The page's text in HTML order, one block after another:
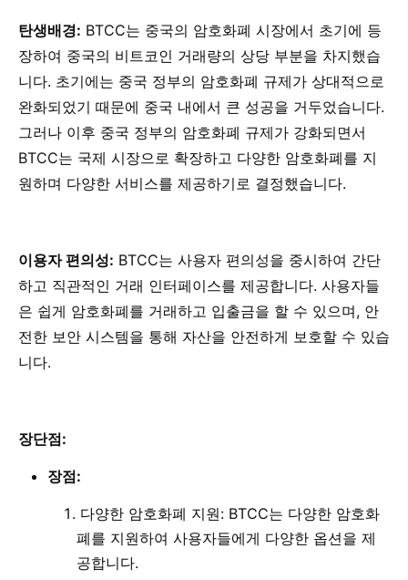
탄생배경: BTCC는 중국의 암호화폐 시장에서 초기에 등
장하여 중국의 비트코인 거래량의 상당 부분을 차지했습
니다. 초기에는 중국 정부의 암호화폐 규제가 상대적으로
완화되었기 때문에 중국 내에서 큰 성공을 거두었습니다.
그러나 이후 중국 정부의 암호화폐 규제가 강화되면서
BTCC는 국제 시장으로 확장하고 다양한 암호화폐를 지
원하며 다양한 서비스를 제공하기로 결정했습니다.
이용자 편의성: BTCC는 사용자 편의성을 중시하여 간단
하고 직관적인 거래 인터페이스를 제공합니다. 사용자들
은 쉽게 암호화폐를 거래하고 입출금을 할 수 있으며, 안
전한 보안 시스템을 통해 자산을 안전하게 보호할 수 있습
니다.
장단점:
장점:
다양한 암호화폐 지원: BTCC는 다양한 암호화
폐를 지원하여 사용자들에게 다양한 옵션을 제
공합니다.